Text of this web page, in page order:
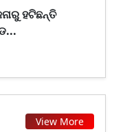
ହଟିଛନ୍ତି
View More